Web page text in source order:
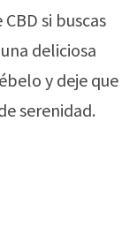
si buscas
deliciosa
y deje que
serenidad.